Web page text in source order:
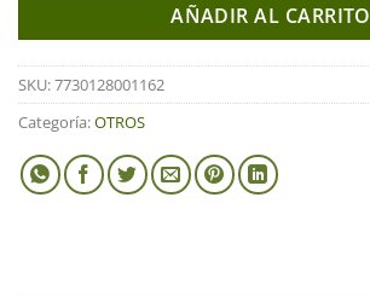
AÑADIR AL CARRITO
SKU:7730128001162
Categoría:OTROS